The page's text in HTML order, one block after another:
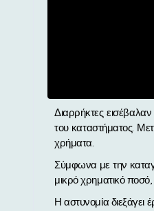
Διαρρήκτες εισέβαλαν σε ζαχαροπλαστείο στη Νέα Αρτάκη το βράδυ της Πέμπτης (13/3), εκμεταλλευόμενοι το κλείσιμο
του καταστήματος.
χρήματα.
Σύμφωνα με την
μικρό χρηματικό
Η αστυνομία διεξάγει